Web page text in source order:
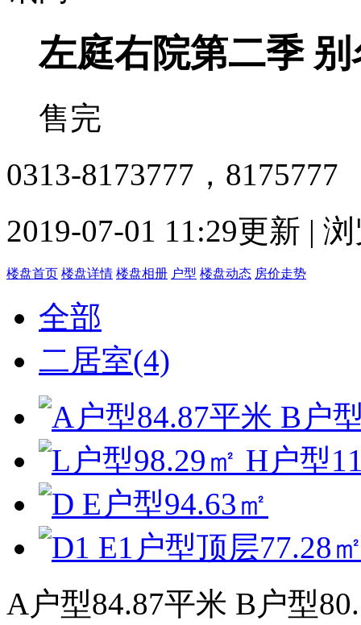
左庭右院第二季
售完
0313-8173777，8175777
2019-07-01 11:29更新 |
楼盘首页 楼盘详情 楼盘相册 户型 楼盘动态 房价走势
全部
二居室(4)
A户型84.87平米 B户型